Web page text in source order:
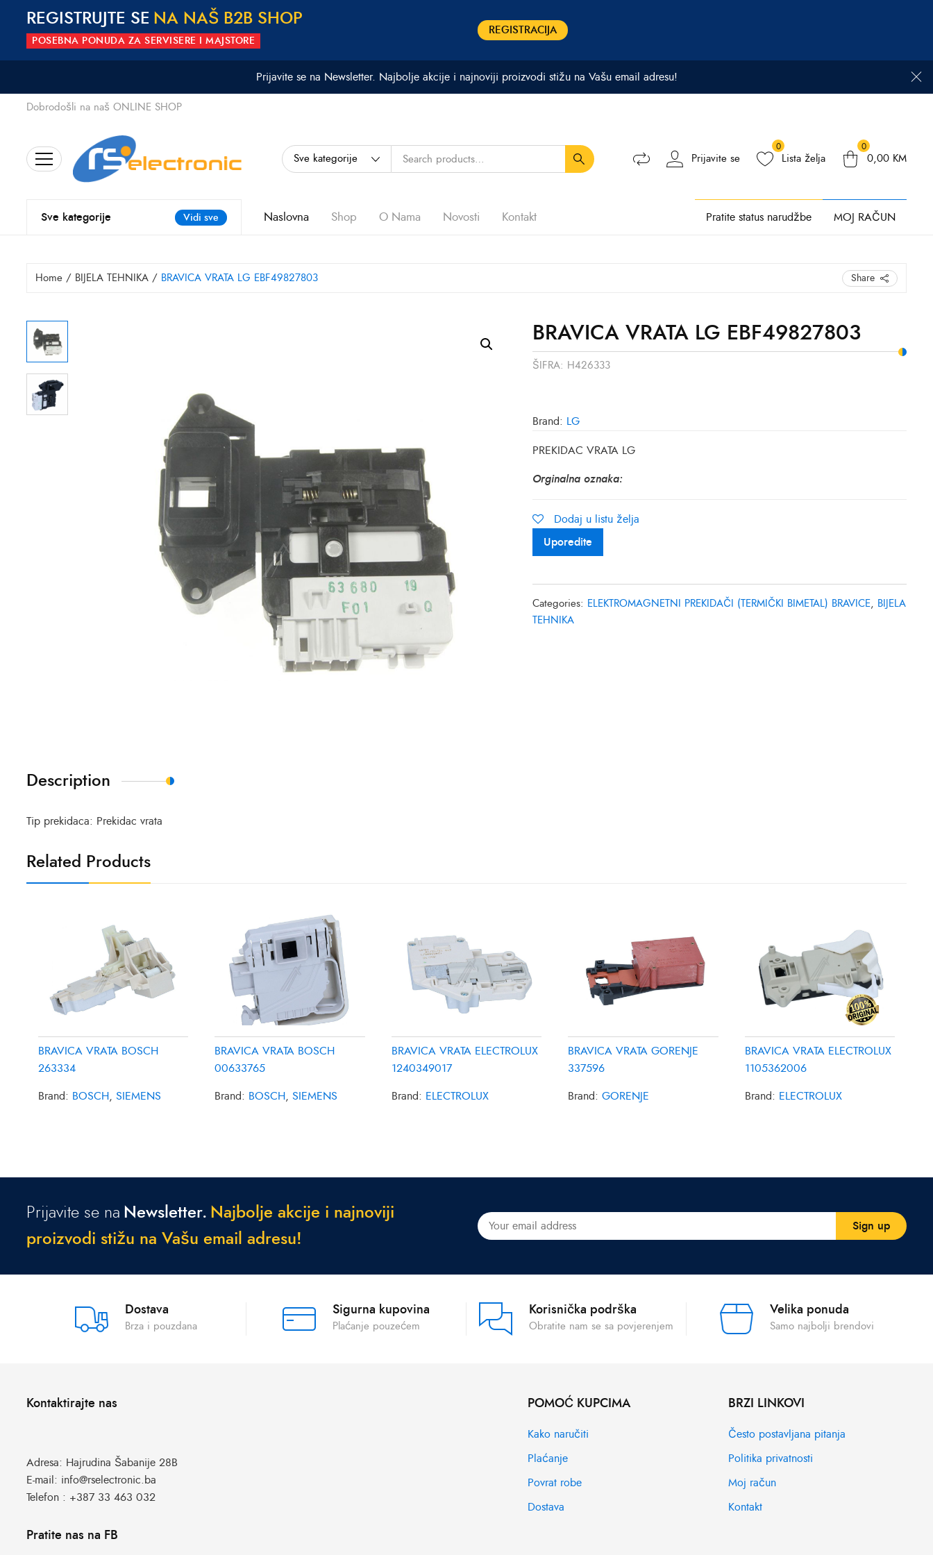
REGISTRUJTE SE NA NAŠ B2B S H OP
POSEBNA PONUDA ZA SERVISERE I MAJSTORE
REGISTRACIJA
Prijavite se na Newsletter. Najbolje akcije i najnoviji proizvodi stižu na Vašu email adresu!
Dobrodošli na naš ONLINE SHOP
Prijavite se
0
Lista želja
0
0,00 KM
Sve kategorije Vidi sve Naslovna Shop O Nama Novosti Kontakt Pratite status narudžbe MOJ RAČUN
Home / BIJELA TEHNIKA / BRAVICA VRATA LG EBF49827803 Share
BRAVICA VRATA LG EBF49827803
ŠIFRA: H426333
Brand: LG
PREKIDAC VRATA LG
Orginalna oznaka:
Dodaj u listu želja
Uporedite
Categories: ELEKTROMAGNETNI PREKIDAČI (TERMIČKI BIMETAL) BRAVICE, BIJELA
TEHNIKA
Description
Tip prekidaca: Prekidac vrata
Related Products
BRAVICA VRATA BOSCH
263334
Brand: BOSCH SIEMENS
BRAVICA VRATA BOSCH
00633765
Brand: BOSCH ,SIEMENS
BRAVICA VRATA ELECTROLUX
1240349017
Brand: ELECTROLUX
BRAVICA VRATA GORENJE
337596
Brand:GORENJE
BRAVICA VRATA ELECTROLUX
1105362006
Brand: ELECTROLUX
Prijavite se na Newsletter. Naj bo je a kcije i najnoviji
proizvod i stižu na Vašu emai ad resu!
Dostava
Brza i pouzdana
Sigurna kupovina
Plaćanje pouzećem
Korisnička podrška
Obratite nam se sa povjerenjem
Velika ponuda
Samo najbolji brendovi
Kontaktirajte nas
Adresa: Hajrudina Šabanije 28B
E-mail: info@rselectronic.ba
Telefon : +387 33 463 032
Pratite nas na FB
POMOĆ KUPCIMA
Kako naručiti
Plaćanje
Povrat robe
Dostava
BRZI LINKOVI
Često postavljana pitanja
Politika privatnosti
Moj račun
Kontakt